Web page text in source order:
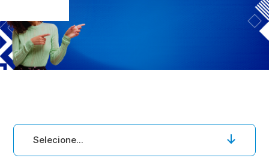
Selecione...